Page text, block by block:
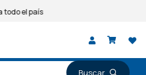
el país